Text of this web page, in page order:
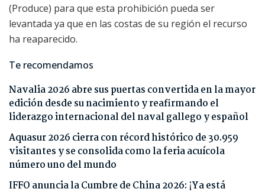
(Produce) para que esta prohibición pueda ser
levantada ya que en las costas de su región el recurso
ha reaparecido.
Te recomendamos
Navalia 2026 abre sus puertas convertida en la mayor
edición desde su nacimiento y reafirmando el
liderazgo internacional del naval gallego y español
Aquasur 2026 cierra con récord histórico de 30.959
visitantes y se consolida como la feria acuícola
número uno del mundo
IFFO anuncia la Cumbre de China 2026: ¡Ya está